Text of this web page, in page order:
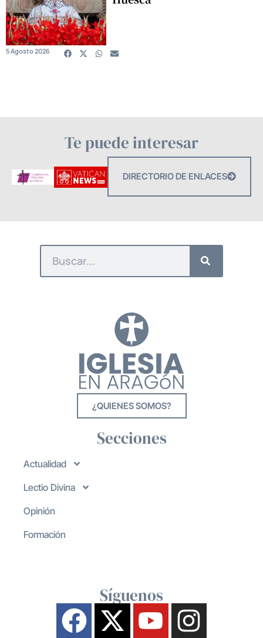
5 Agosto 2026
Te puede interesar
DIRECTORIO DE ENLACES
¿QUIENES SOMOS?
Secciones
Actualidad
Lectio Divina
Opinión
Formación
Síguenos